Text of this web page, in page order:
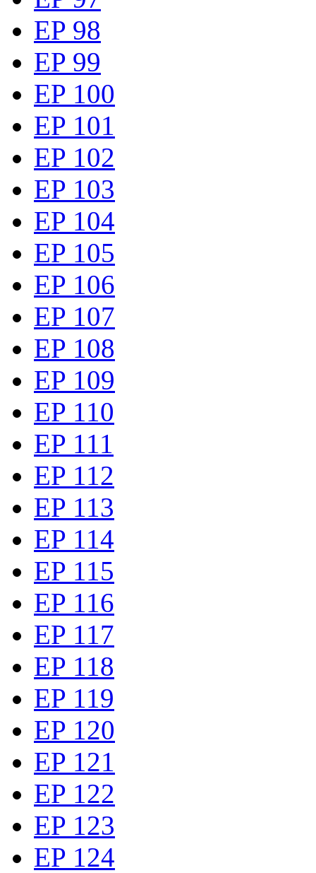
EP 98
EP 99
EP 100
EP 101
EP 102
EP 103
EP 104
EP 105
EP 106
EP 107
EP 108
EP 109
EP 110
EP 111
EP 112
EP 113
EP 114
EP 115
EP 116
EP 117
EP 118
EP 119
EP 120
EP 121
EP 122
EP 123
EP 124